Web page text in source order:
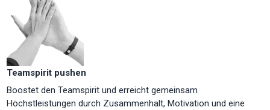
Teamspirit pushen
Boostet den Teamspirit und erreicht gemeinsam
Höchstleistungen durch Zusammenhalt, Motivation und eine